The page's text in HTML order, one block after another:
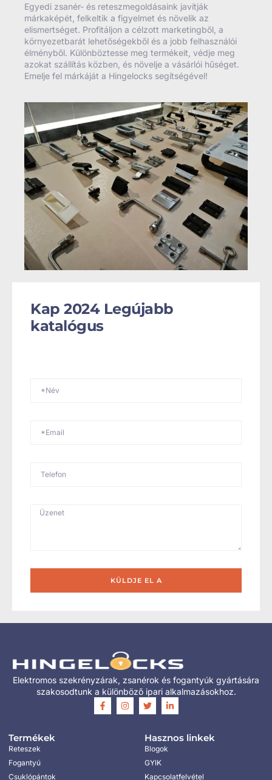
Egyedi zsanér- és reteszmegoldásaink javítják
márkaképét, felkeltik a figyelmet és növelik az
elismertséget. Profitáljon a célzott marketingből, a
környezetbarát lehetőségekből és a jobb felhasználói
élményből. Különböztesse meg termékeit, védje meg
azokat szállítás közben, és növelje a vásárlói hűséget.
Emelje fel márkáját a Hingelocks segítségével!
Kap 2024 Legújabb
katalógus
KÜLDJE EL A
Elektromos szekrényzárak, zsanérok és fogantyúk gyártására
szakosodtunk a különböző ipari alkalmazásokhoz.
Termékek
Reteszek
Fogantyú
Csuklópántok
Hasznos linkek
Blogok
GYIK
Kapcsolatfelvétel